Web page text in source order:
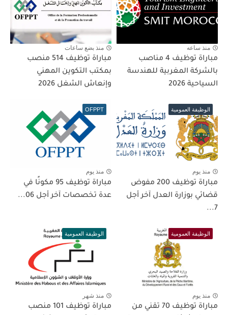
منذ ساعه
مباراة توظيف 4 مناصب
بالشركة المغربية للهندسة
السياحية 2026
منذ بضع ساعات
مباراة توظيف 514 منصب
بمكتب التكوين المهني
وإنعاش الشغل 2026
الوظيفة العمومية
منذ يوم
مباراة توظيف 200 مفوض
قضائي بوزارة العدل آخر أجل
7...
OFPPT
منذ يوم
مباراة توظيف 95 مكونًا في
عدة تخصصات آخر أجل 06...
الوظيفة العمومية
منذ يوم
مباراة توظيف 70 تقني من
الوظيفة العمومية
منذ شهر
مباراة توظيف 101 منصب